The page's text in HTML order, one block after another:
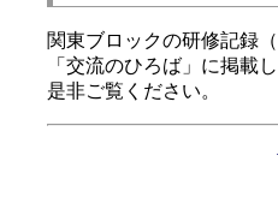
関東ブロックの研修記録
「交流のひろば」に掲載
是非ご覧ください。